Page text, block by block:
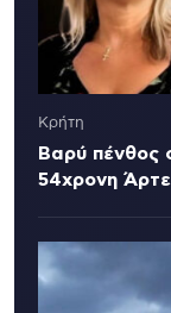
Κρήτη
Βαρύ πένθος
54χρονη